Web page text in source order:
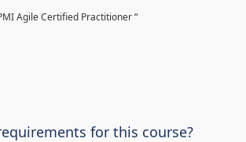
Agile Certified Practitioner “
for this course?